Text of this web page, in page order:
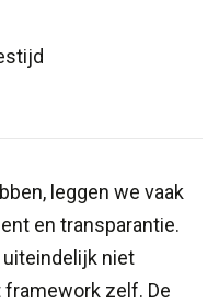
leggen we vaak
en transparantie.
niet
zelf. De